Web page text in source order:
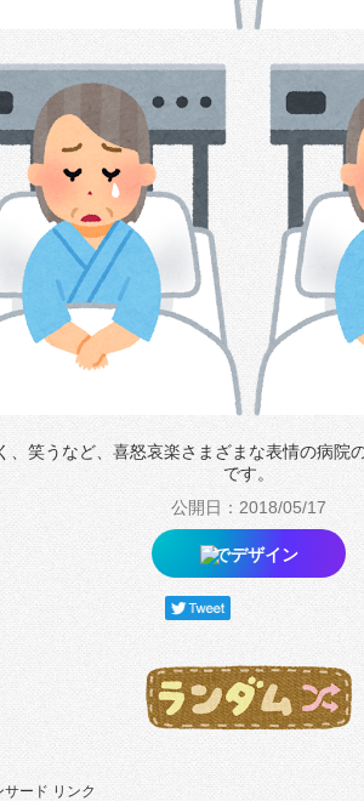
、笑うなど、喜怒哀楽さまざまな表情の病院
です。
公開日：2018/05/17
でデザイン
サード リンク